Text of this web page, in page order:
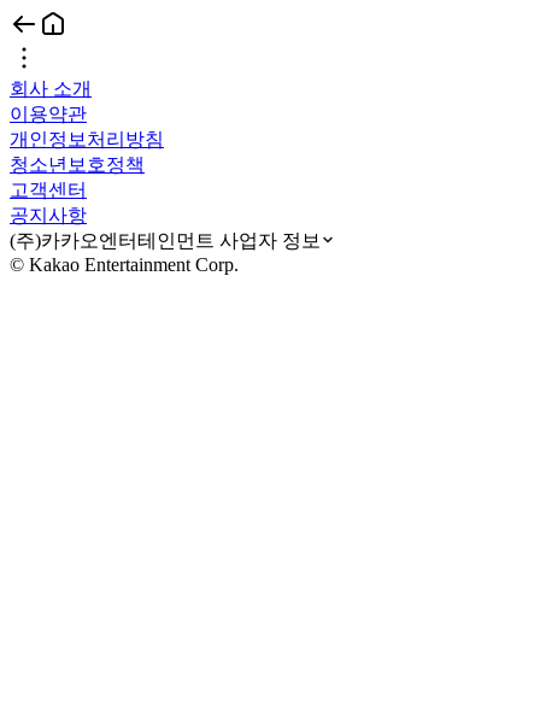
회사 소개
이용약관
개인정보처리방침
청소년보호정책
고객센터
공지사항
(주)카카오엔터테인먼트 사업자 정보
© Kakao Entertainment Corp.